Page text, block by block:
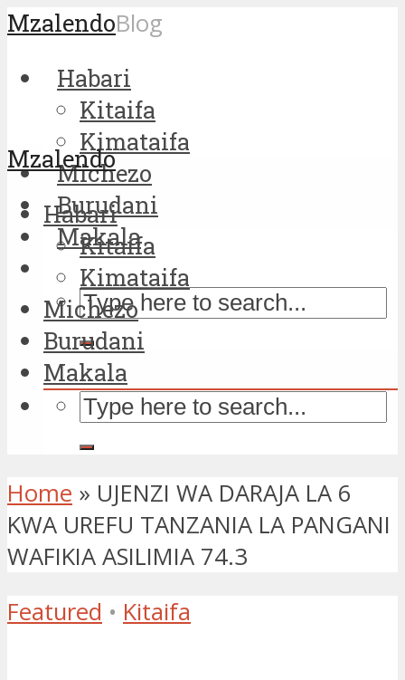
MzalendoBlog
Habari
Kitaifa
Kimataifa
Michezo
Burudani
Makala
Mzalendo
Habari
Kitaifa
Kimataifa
Michezo
Burudani
Makala
Home » UJENZI WA DARAJA LA 6
KWA UREFU TANZANIA LA PANGANI
WAFIKIA ASILIMIA 74.3
Featured • Kitaifa